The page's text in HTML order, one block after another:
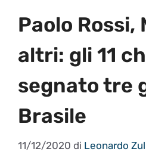
Paolo Rossi,
altri: gli 11
segnato tre
Brasile
11/12/2020 di Leonardo